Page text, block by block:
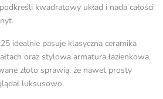
kwadratowy układ i nada całości
idealnie pasuje klasyczna ceramika
oraz stylowa armatura łazienkowa.
złoto sprawią, że nawet prosty
luksusowo.